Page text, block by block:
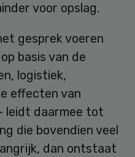
voor opslag.
gesprek voeren
basis van de
logistiek,
effecten van
leidt daarmee tot
die bovendien veel
dan ontstaat